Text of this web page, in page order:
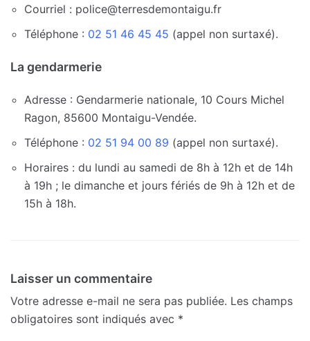
Courriel : police@terresdemontaigu.fr
Téléphone : 02 51 46 45 45 (appel non surtaxé).
La gendarmerie
Adresse : Gendarmerie nationale, 10 Cours Michel
Ragon, 85600 Montaigu-Vendée.
Téléphone : 02 51 94 00 89 (appel non surtaxé).
Horaires : du lundi au samedi de 8h à 12h et de 14h
à 19h ; le dimanche et jours fériés de 9h à 12h et de
15h à 18h.
Laisser un commentaire
Votre adresse e-mail ne sera pas publiée. Les champs
obligatoires sont indiqués avec *